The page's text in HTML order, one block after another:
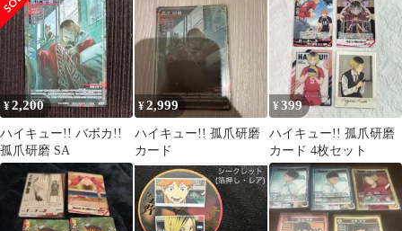
磨 SR
ア
¥2,200
ハイキュー!! バボカ!!
孤爪研磨 SA
¥2,999
ハイキュー!! 孤爪研磨
カード
¥399
ハイキュー!! 孤爪研磨
カード 4枚セット